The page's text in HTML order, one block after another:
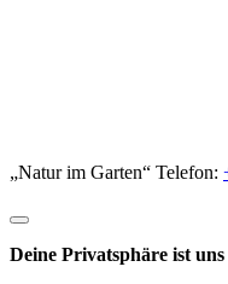
„Natur im Garten“ Telefon:
Deine Privatsphäre ist